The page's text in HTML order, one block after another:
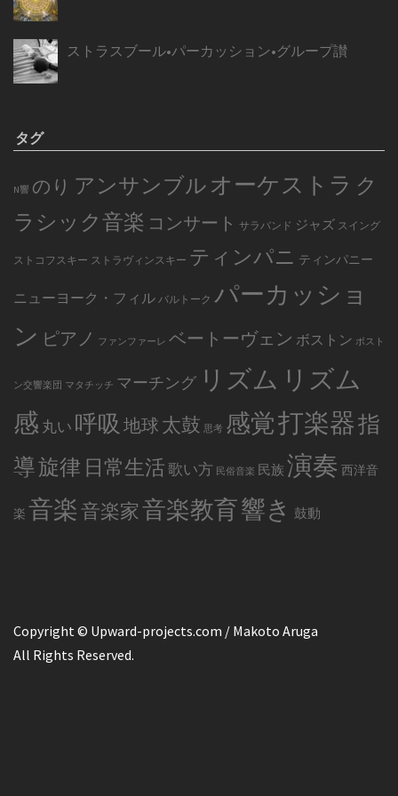
ストラスブール•パーカッション•グループ讃
タグ
N響 のり アンサンブルオーケストラ ク
ラシック音楽 コンサート サラバンド ジャズ スイング
ストコフスキー ストラヴィンスキー ティンパニ ティンパニー
ニューヨーク・フィル バルトーク パーカッショ
ン ピアノ ファンファーレ ベートーヴェン ボストン ボスト
ン交響楽団 マタチッチ マーチング リズム リズム
感 丸い 呼吸 地球太鼓 思考 感覚打楽器指
導旋律 日常生活歌い方 民俗音楽 民族 演奏 西洋音
楽 音楽音楽家音楽教育響き 鼓動
Copyright © Upward-projects.com / Makoto Aruga
All Rights Reserved.